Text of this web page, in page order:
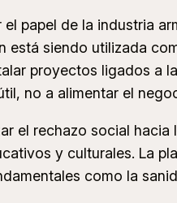
papel de la industria
está siendo utilizada
proyectos ligados a
no a alimentar el
el rechazo social
y culturales. La
como la